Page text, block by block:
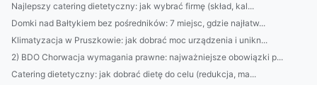
Najlepszy catering dietetyczny: jak wybrać firmę (skład, kal...
Domki nad Bałtykiem bez pośredników: 7 miejsc, gdzie najłatw...
Klimatyzacja w Pruszkowie: jak dobrać moc urządzenia i unikn...
2) BDO Chorwacja wymagania prawne: najważniejsze obowiązki p...
Catering dietetyczny: jak dobrać dietę do celu (redukcja, ma...